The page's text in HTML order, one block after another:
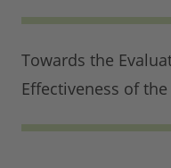
Towards the
Effectiveness of